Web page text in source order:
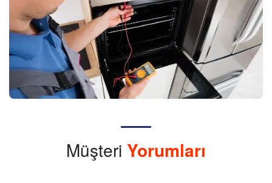
Müşteri Yorumları